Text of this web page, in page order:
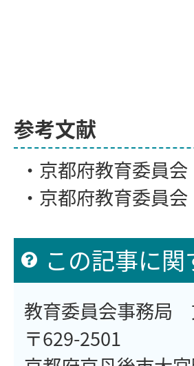
参考文献
・京都府教育委員
・京都府教育委員
この記事に
教育委員会事務局
〒629-2501